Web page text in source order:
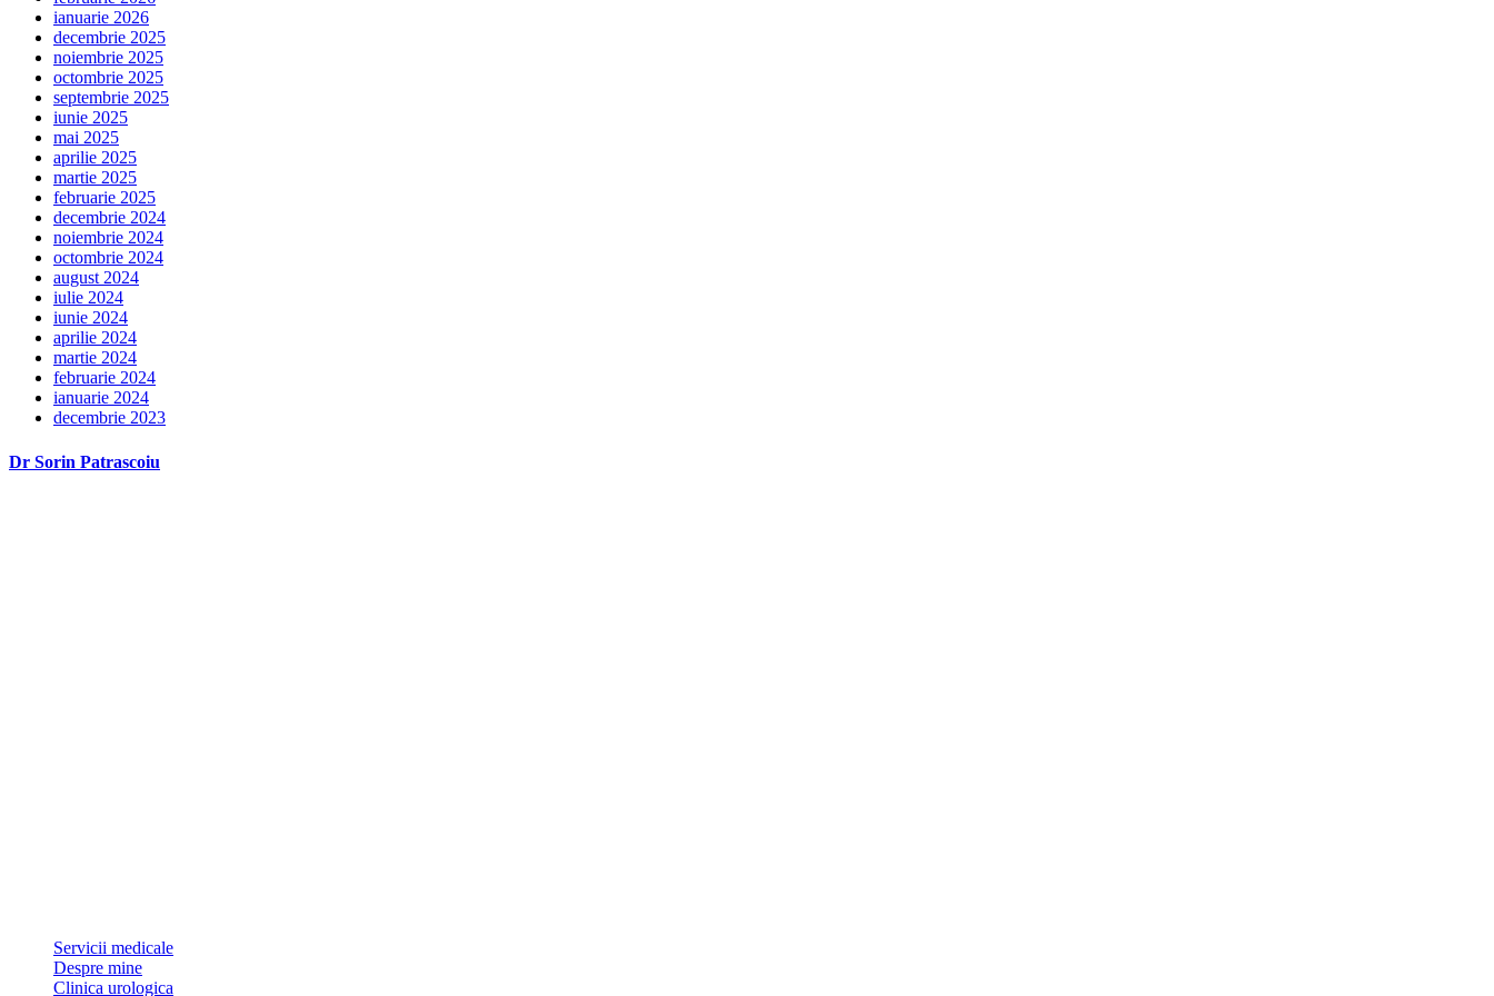
ianuarie 2026
decembrie 2025
noiembrie 2025
octombrie 2025
septembrie 2025
iunie 2025
mai 2025
aprilie 2025
martie 2025
februarie 2025
decembrie 2024
noiembrie 2024
octombrie 2024
august 2024
iulie 2024
iunie 2024
aprilie 2024
martie 2024
februarie 2024
ianuarie 2024
decembrie 2023
Dr Sorin Patrascoiu
Servicii medicale
Despre mine
Clinica urologica